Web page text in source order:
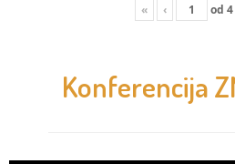
« ‹ od 4
Konferencija